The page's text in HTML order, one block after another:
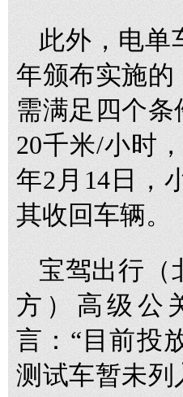
此外，电单
年颁布实施的
需满足四个
20千米/小时
年2月14日，
其收回车辆。
宝驾出行（
方）高级公
言：“目前投
测试车暂未列